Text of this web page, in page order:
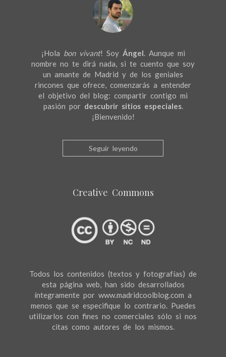
¡Hola bon vivant! Soy Ángel. Aunque mi
nombre no te dirá nada, si te cuento que soy
un amante de Madrid y de los geniales
rincones que ofrece, comenzarás a entender
el objetivo del blog: compartir contigo mi
pasión por descubrir sitios especiales.
¡Bienvenido!
Seguir leyendo
Creative Commons
Todos los contenidos (textos y fotografías) de
esta página web, han sido desarrollados
íntegramente por www.madridcoolblog.com a
menos que se especifique lo contrario. Puedes
utilizarlos con fines no comerciales sólo si nos
citas como autores de los mismos.